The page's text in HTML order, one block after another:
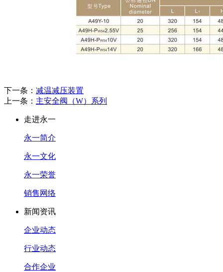
下一条： 减温减压装置
上一条： 主安全阀（W）系列
走进永一
永一简介
永一文化
永一荣誉
销售网络
新闻资讯
企业动态
行业动态
合作企业